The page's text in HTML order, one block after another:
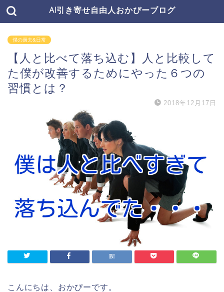
AI引き寄せ自由人おかぴーブログ
僕の過去&日常
【人と比べて落ち込む】人と比較して
た僕が改善するためにやった６つの
習慣とは？
2018年12月17日
こんにちは、おかぴーです。